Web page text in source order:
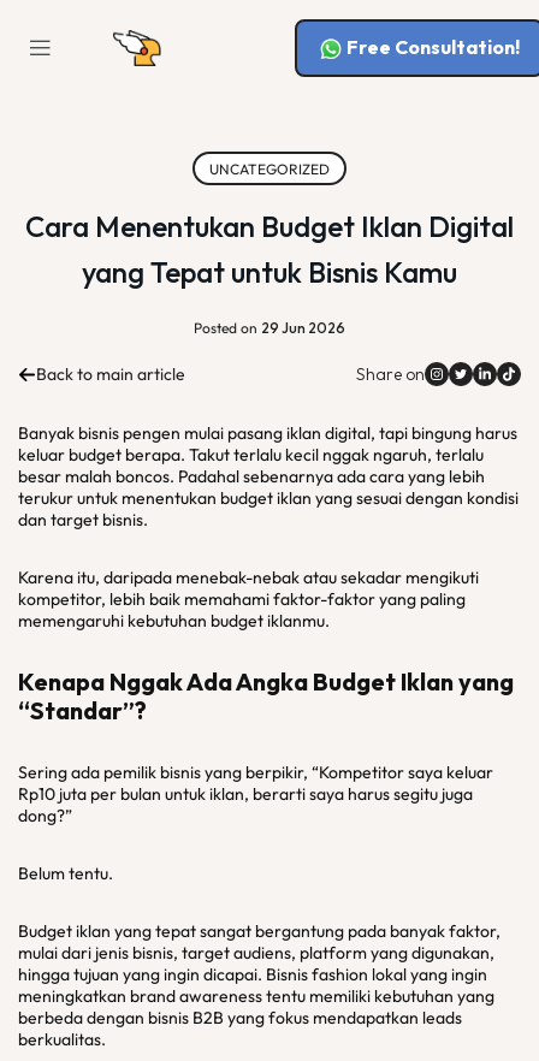
Free Consultation!
UNCATEGORIZED
Cara Menentukan Budget Iklan Digital
yang Tepat untuk Bisnis Kamu
Posted on 29 Jun 2026
Back to main article Share on
Banyak bisnis pengen mulai pasang iklan digital, tapi bingung harus
keluar budget berapa. Takut terlalu kecil nggak ngaruh, terlalu
besar malah boncos. Padahal sebenarnya ada cara yang lebih
terukur untuk menentukan budget iklan yang sesuai dengan kondisi
dan target bisnis.
Karena itu, daripada menebak-nebak atau sekadar mengikuti
kompetitor, lebih baik memahami faktor-faktor yang paling
memengaruhi kebutuhan budget iklanmu.
Kenapa Nggak Ada Angka Budget Iklan yang
“Standar”?
Sering ada pemilik bisnis yang berpikir, “Kompetitor saya keluar
Rp10 juta per bulan untuk iklan, berarti saya harus segitu juga
dong?”
Belum tentu.
Budget iklan yang tepat sangat bergantung pada banyak faktor,
mulai dari jenis bisnis, target audiens, platform yang digunakan,
hingga tujuan yang ingin dicapai. Bisnis fashion lokal yang ingin
meningkatkan brand awareness tentu memiliki kebutuhan yang
berbeda dengan bisnis B2B yang fokus mendapatkan leads
berkualitas.